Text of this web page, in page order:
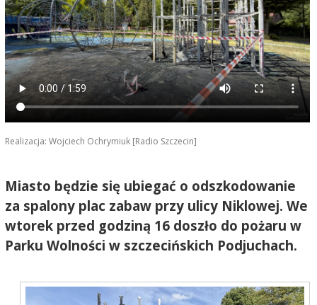
Realizacja: Wojciech Ochrymiuk [Radio Szczecin]
Miasto będzie się ubiegać o odszkodowanie
za spalony plac zabaw przy ulicy Niklowej. We
wtorek przed godziną 16 doszło do pożaru w
Parku Wolności w szczecińskich Podjuchach.